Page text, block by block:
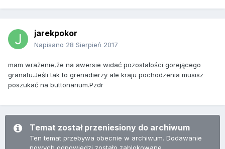
jarekpokor
Napisano 28 Sierpień 2017
mam wrażenie,że na awersie widać pozostałości gorejącego
granatu.Jeśli tak to grenadierzy ale kraju pochodzenia musisz
poszukać na buttonarium.Pzdr
Temat został przeniesiony do archiwum
Ten temat przebywa obecnie w archiwum. Dodawanie